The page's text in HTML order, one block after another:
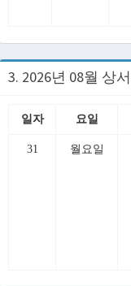
3. 2026년 08월 상
일자 요일
31 월요일